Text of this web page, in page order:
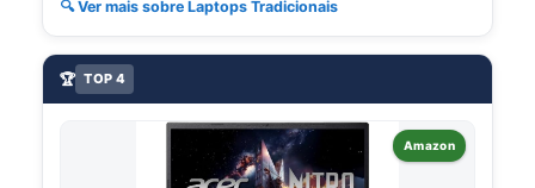
🔍 Ver mais sobre Laptops Tradicionais
🏆 TOP 4
Amazon